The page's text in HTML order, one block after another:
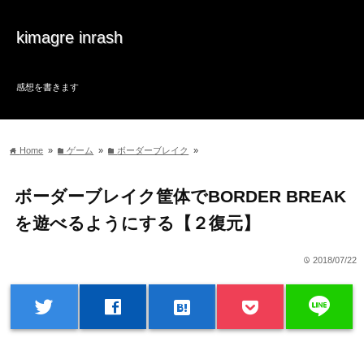
kimagre inrash
感想を書きます
home Home » folderゲーム » folderボーダーブレイク »
ボーダーブレイク筐体でBORDER BREAK
を遊べるようにする【２復元】
time 2018/07/22
twitter facebook hatenabookmark line